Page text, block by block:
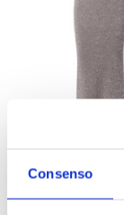
Consenso
decollete o le
Maglione